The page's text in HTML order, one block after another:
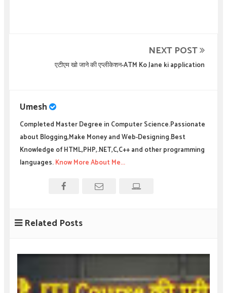
NEXT POST
एटीएम खो जाने की एप्लीकेशन-ATM Ko Jane ki application
Umesh
Completed Master Degree in Computer Science.Passionate
about Blogging,Make Money and Web-Designing.Best
Knowledge of HTML,PHP,.NET,C,C++ and other programming
languages.Know More About Me...
Related Posts